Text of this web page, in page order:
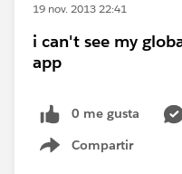
19 nov. 2013 22:41
i can't see my
app
0 me gusta
Compartir
Show menu